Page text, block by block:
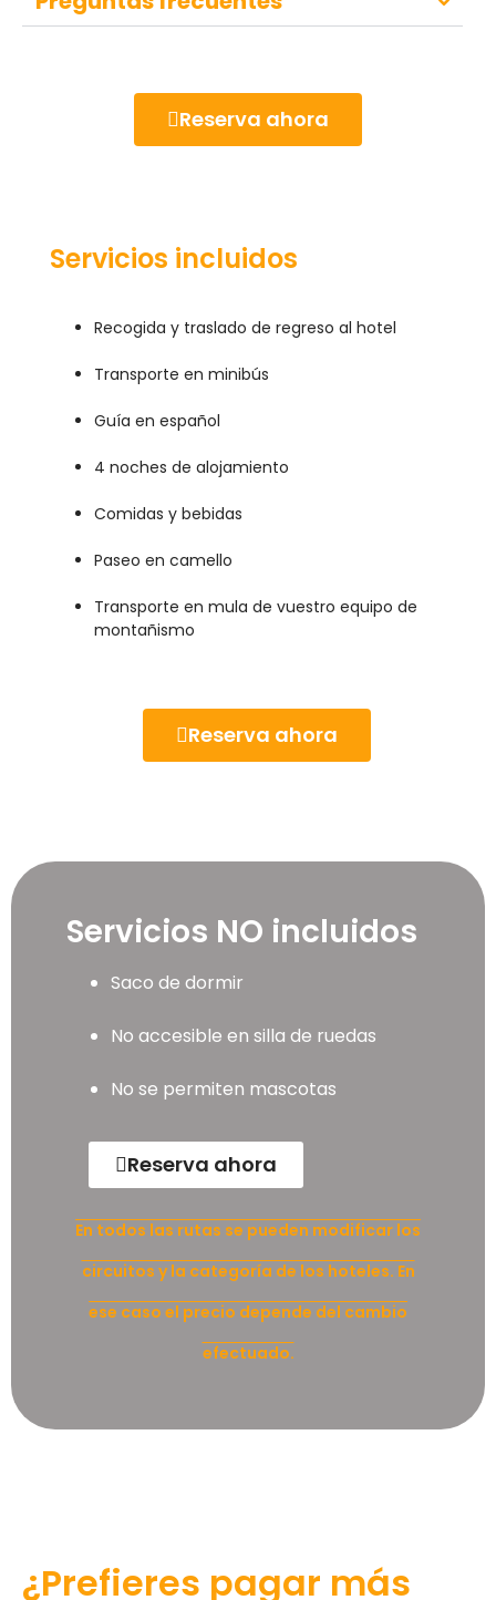
Reserva ahora
Servicios incluidos
Recogida y traslado de regreso al hotel
Transporte en minibús
Guía en español
4 noches de alojamiento
Comidas y bebidas
Paseo en camello
Transporte en mula de vuestro equipo de
montañismo
Reserva ahora
Servicios NO incluidos
Saco de dormir
No accesible en silla de ruedas
No se permiten mascotas
Reserva ahora
En todos las rutas se pueden modificar los
circuitos y la categoría de los hoteles. En
ese caso el precio depende del cambio
efectuado.
¿Prefieres pagar más